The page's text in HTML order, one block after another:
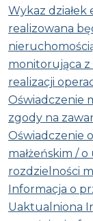
Wykaz
realizowana
monitorująca z
realizacji
Oświadczenie
zgody na
Oświadczenie
małżeńskim /
rozdzielności
Informacja o
Uaktualniona